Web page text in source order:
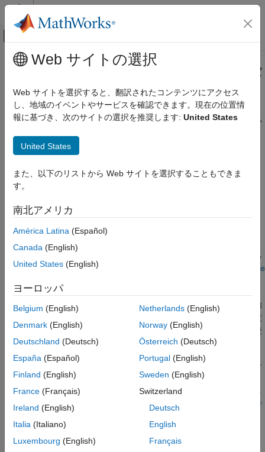
コンテンツへスキップ
オフキャンバス ナビゲーション メ
ドキュメンテーションのホーム
MATLAB Coder
コード生成
コード生成の構成
エントリポイント関数の入力データを保持
項目一覧
プロパティ
プログラムでの使用
バージョン履歴
参考
メインコンテンツ
エントリポイント関数の入力データ
を保持
エントリポイントの入力データが変更されないように保護するか
R2024b 以降
構成オブジェクト:
coder.EmbeddedCodeConfig
生成されたコードがカスタム C/C+ コードから呼び出されるとき
にエントリポイントの入力データが変更されないように保護する
かどうか。 falseまたは
Generate Code
この設定を有効にすると、生成されたコードに入力データの追加
のコピーが含まれることがあります。大きなサイズのデータを渡
すと、この動作により、生成されたコードの実行時間とメモリ使
用量が増大する可能性があります。
エントリポイ
ント関数のコードを生成した場合、PreserveInputData
パティをtrueに設定していても、コード ジェネレーターはその
入力データを保持しません。
生成されたコードでの関数入力のデ
設定
Web サイトの選択
Web サイトを選択すると、翻訳されたコンテンツにアクセス
し、地域のイベントやサービスを確認できます。現在の位置情
報に基づき、次のサイトの選択を推奨します: United States
United States
また、以下のリストから Web サイトを選択することもできま
す。
南北アメリカ
América Latina (Español)
Canada (English)
United States (English)
ヨーロッパ
Belgium (English)
Denmark (English)
Deutschland (Deutsch)
España (Español)
Finland (English)
France (Français)
Ireland (English)
Italia (Italiano)
Luxembourg (English)
Netherlands(English)
Norway(English)
Österreich (Deutsch)
Portugal(English)
Sweden (English)
Switzerland
Deutsch
English
Français